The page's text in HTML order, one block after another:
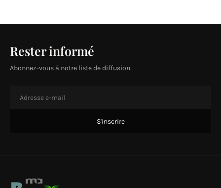
Rester informé
Abonnez-vous à notre liste de diffusion.